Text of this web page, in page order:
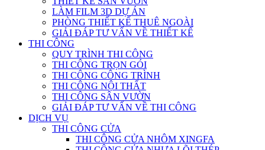
LÀM FILM 3D DỰ ÁN
PHÒNG THIẾT KẾ THUÊ NGOÀI
GIẢI ĐÁP TƯ VẤN VỀ THIẾT KẾ
THI CÔNG
QUY TRÌNH THI CÔNG
THI CÔNG TRỌN GÓI
THI CÔNG CÔNG TRÌNH
THI CÔNG NỘI THẤT
THI CÔNG SÂN VƯỜN
GIẢI ĐÁP TƯ VẤN VỀ THI CÔNG
DỊCH VỤ
THI CÔNG CỬA
THI CÔNG CỬA NHÔM XINGFA